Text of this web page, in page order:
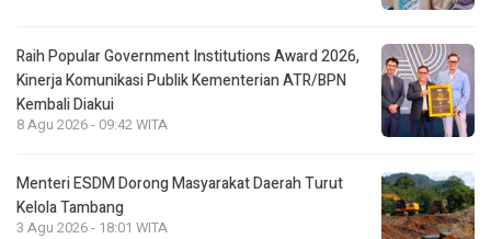
Raih Popular Government Institutions Award 2026,
Kinerja Komunikasi Publik Kementerian ATR/BPN
Kembali Diakui
8 Agu 2026 - 09:42 WITA
Menteri ESDM Dorong Masyarakat Daerah Turut
Kelola Tambang
3 Agu 2026 - 18:01 WITA